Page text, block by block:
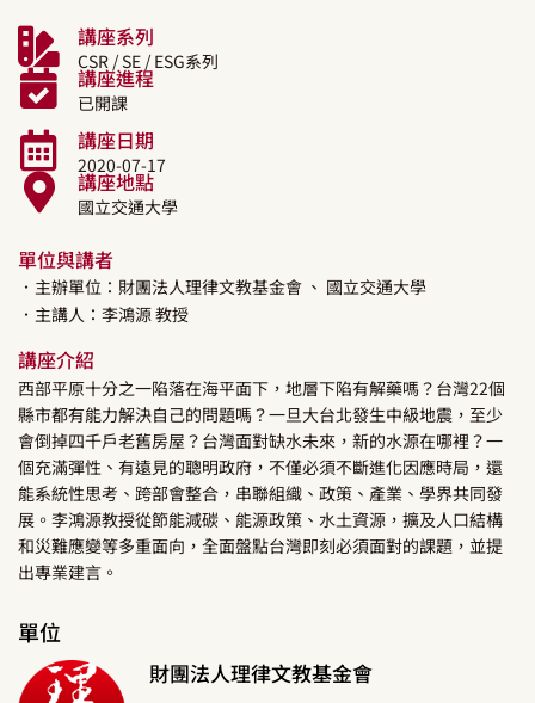
講座系列
CSR / SE / ESG系列
講座進程
已開課
講座日期
2020-07-17
講座地點
國立交通大學
單位與講者
．主辦單位：財團法人理律文教基金會 、 國立交通大學
．主講人： 李鴻源教授
講座介紹
西部平原十分之一陷落在海平面下，地層下陷有解藥嗎？台灣22個
縣市都有能力解決自己的問題嗎？一旦大台北發生中級地震，至少
會倒掉四千戶老舊房屋？台灣面對缺水未來，新的水源在哪裡？一
個充滿彈性、有遠見的聰明政府，不僅必須不斷進化因應時局，還
能系統性思考、跨部會整合，串聯組織、政策、產業、學界共同發
展。李鴻源教授從節能減碳、能源政策、水土資源，擴及人口結構
和災難應變等多重面向，全面盤點台灣即刻必須面對的課題，並提
出專業建言。
單位
財團法人理律文教基金會